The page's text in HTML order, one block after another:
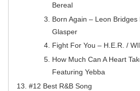
Bereal
Born Again – Leon
Glasper
Fight For You – H.E.R. /
How Much Can A Heart
Featuring Yebba
#12 Best R&B Song